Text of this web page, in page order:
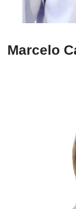
Marcelo